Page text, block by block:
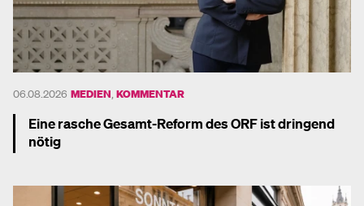
06.08.2026 MEDIEN KOMMENTAR
Eine rasche Gesamt-Reform des ORF ist dringend
nötig